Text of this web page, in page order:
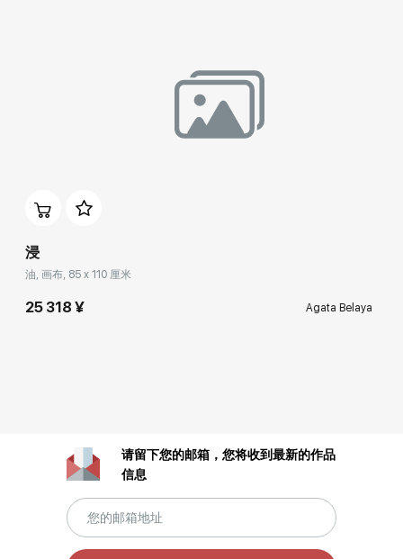
浸
油, 画布, 85 x 110 厘米
25 318 ¥ Agata Belaya
请留下您的邮箱，您将收到最新的作品
信息